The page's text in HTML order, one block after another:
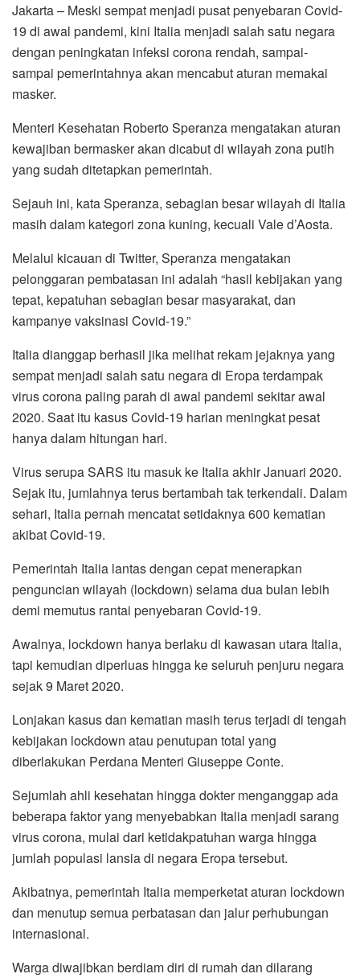
c
e
b
o
o
i
t
t
e
a
t
s
A
n
e
l
e
g
r
a
i
l
a
r
e
Jakarta – Meski sempat menjadi pusat penyebaran Covid-
19 di awal pandemi, kini Italia menjadi salah satu negara
dengan peningkatan infeksi corona rendah, sampai-
sampai pemerintahnya akan mencabut aturan memakai
masker.
Menteri Kesehatan Roberto Speranza mengatakan aturan
kewajiban bermasker akan dicabut di wilayah zona putih
yang sudah ditetapkan pemerintah.
Sejauh ini, kata Speranza, sebagian besar wilayah di Italia
masih dalam kategori zona kuning, kecuali Vale d’Aosta.
Melalui kicauan di Twitter, Speranza mengatakan
pelonggaran pembatasan ini adalah “hasil kebijakan yang
tepat, kepatuhan sebagian besar masyarakat, dan
kampanye vaksinasi Covid-19.”
Italia dianggap berhasil jika melihat rekam jejaknya yang
sempat menjadi salah satu negara di Eropa terdampak
virus corona paling parah di awal pandemi sekitar awal
2020. Saat itu kasus Covid-19 harian meningkat pesat
hanya dalam hitungan hari.
Virus serupa SARS itu masuk ke Italia akhir Januari 2020.
Sejak itu, jumlahnya terus bertambah tak terkendali. Dalam
sehari, Italia pernah mencatat setidaknya 600 kematian
akibat Covid-19.
Pemerintah Italia lantas dengan cepat menerapkan
penguncian wilayah (lockdown) selama dua bulan lebih
demi memutus rantai penyebaran Covid-19.
Awalnya, lockdown hanya berlaku di kawasan utara Italia,
tapi kemudian diperluas hingga ke seluruh penjuru negara
sejak 9 Maret 2020.
Lonjakan kasus dan kematian masih terus terjadi di tengah
kebijakan lockdown atau penutupan total yang
diberlakukan Perdana Menteri Giuseppe Conte.
Sejumlah ahli kesehatan hingga dokter menganggap ada
beberapa faktor yang menyebabkan Italia menjadi sarang
virus corona, mulai dari ketidakpatuhan warga hingga
jumlah populasi lansia di negara Eropa tersebut.
Akibatnya, pemerintah Italia memperketat aturan lockdown
dan menutup semua perbatasan dan jalur perhubungan
internasional.
Warga diwajibkan berdiam diri di rumah dan dilarang